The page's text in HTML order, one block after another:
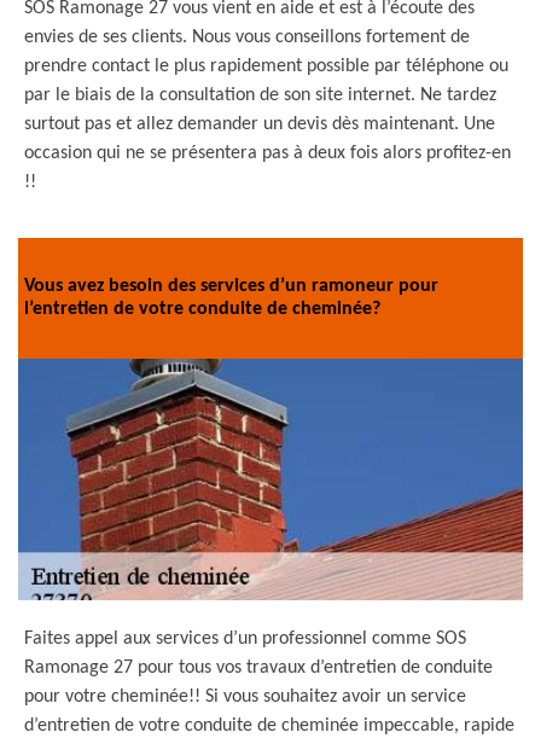
SOS Ramonage 27 vous vient en aide et est à l’écoute des
envies de ses clients. Nous vous conseillons fortement de
prendre contact le plus rapidement possible par téléphone ou
par le biais de la consultation de son site internet. Ne tardez
surtout pas et allez demander un devis dès maintenant. Une
occasion qui ne se présentera pas à deux fois alors profitez-en
!!
Vous avez besoin des services d’un ramoneur pour
l’entretien de votre conduite de cheminée?
Faites appel aux services d’un professionnel comme SOS
Ramonage 27 pour tous vos travaux d’entretien de conduite
pour votre cheminée!! Si vous souhaitez avoir un service
d’entretien de votre conduite de cheminée impeccable, rapide